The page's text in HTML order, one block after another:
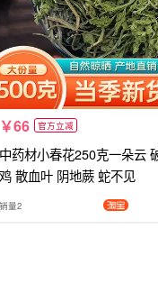
66 官方立减
中药材小春花250克一朵云
鸡 散血叶 阴地蕨 蛇不见
销量2